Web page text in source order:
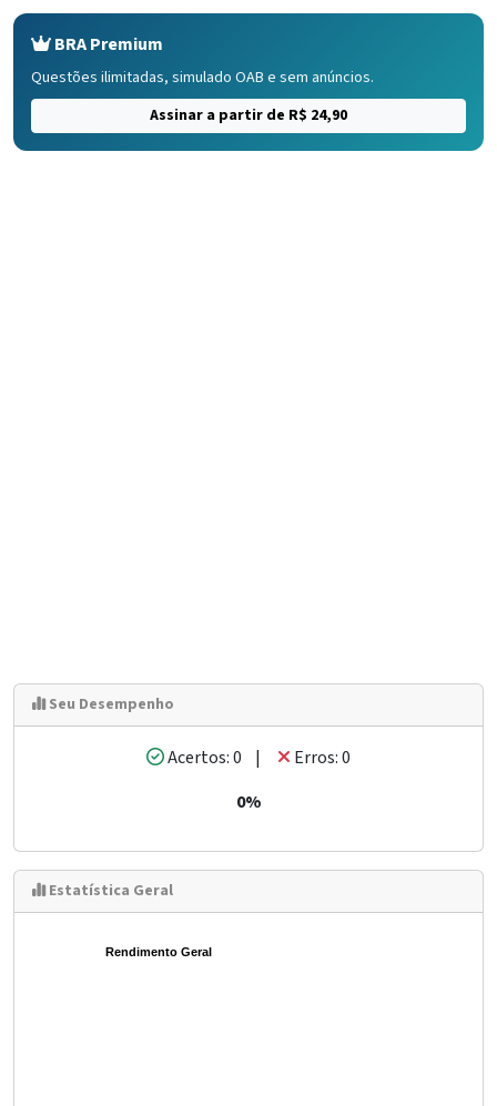
BRA Premium
Questões ilimitadas, simulado OAB e sem anúncios.
Assinar a partir de R$ 24,90
Seu Desempenho
Acertos: 0 |
Erros: 0
0%
Estatística Geral
Rendimento Geral